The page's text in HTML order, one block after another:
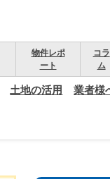
物件レポ
ート
コラ
ム
土地の活用 業者様